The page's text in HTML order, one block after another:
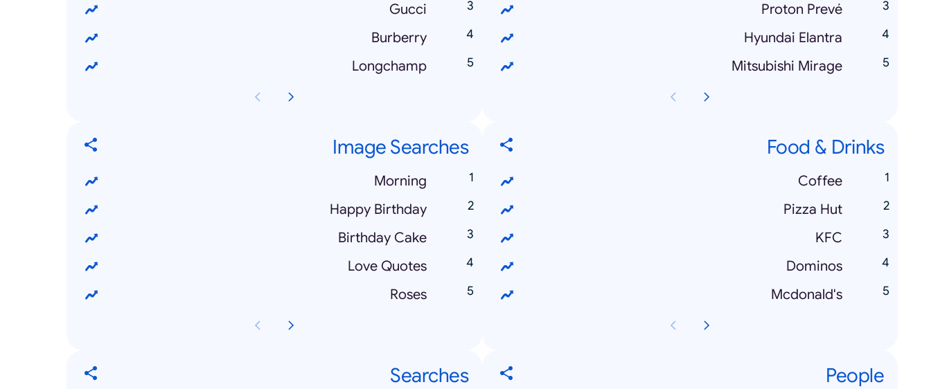
Proton Prevé
Hyundai Elantra
Mitsubishi Mirage
Gucci
Burberry
Longchamp
Food & Drinks
Coffee
Pizza Hut
KFC
Dominos
Mcdonald's
Image Searches
Morning
Happy Birthday
Birthday Cake
Love Quotes
Roses
People
Searches